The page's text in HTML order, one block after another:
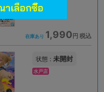
在庫あり 1,990 円 税込
状態 : 未開封
水戸店